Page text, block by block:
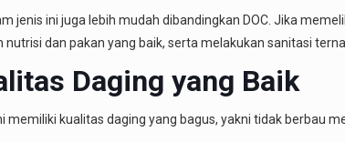
jenis ini juga lebih mudah dibandingkan DOC. Jika
nutrisi dan pakan yang baik, serta melakukan sanitasi
Daging yang Baik
memiliki kualitas daging yang bagus, yakni tidak berbau